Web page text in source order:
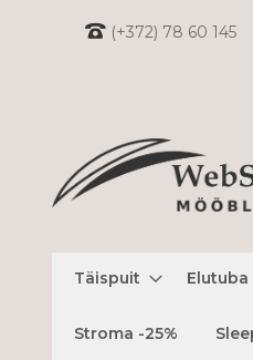
(+372) 78 60 145
Täispuit Elutuba
Stroma -25%